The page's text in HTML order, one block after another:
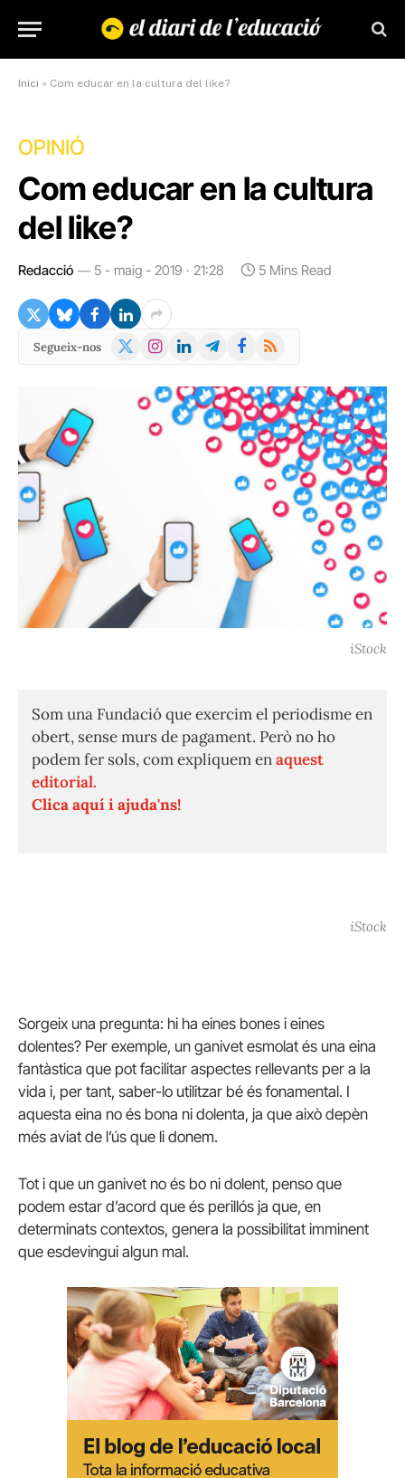
Inici » Com educar en la cultura del like?
OPINIÓ
Com educar en la cultura
del like?
Redacció 5 - maig - 2019 · 21:28 5 Mins Read
Segueix-nos
X
Instagram
LinkedInTelegramFacebook
RSS
iStock
Som una Fundació que exercim el periodisme en
obert, sense murs de pagament. Però no ho
podem fer sols, com expliquem enaquest
editorial.
Clica aquí i ajuda'ns!
iStock
Sorgeix una pregunta: hi ha eines bones i eines
dolentes? Per exemple, un ganivet esmolat és una eina
fantàstica que pot facilitar aspectes rellevants per a la
vida i, per tant, saber-lo utilitzar bé és fonamental. I
aquesta eina no és bona ni dolenta, ja que això depèn
més aviat de l’ús que li donem.
Tot i que un ganivet no és bo ni dolent, penso que
podem estar d’acord que és perillós ja que, en
determinats contextos, genera la possibilitat imminent
que esdevingui algun mal.